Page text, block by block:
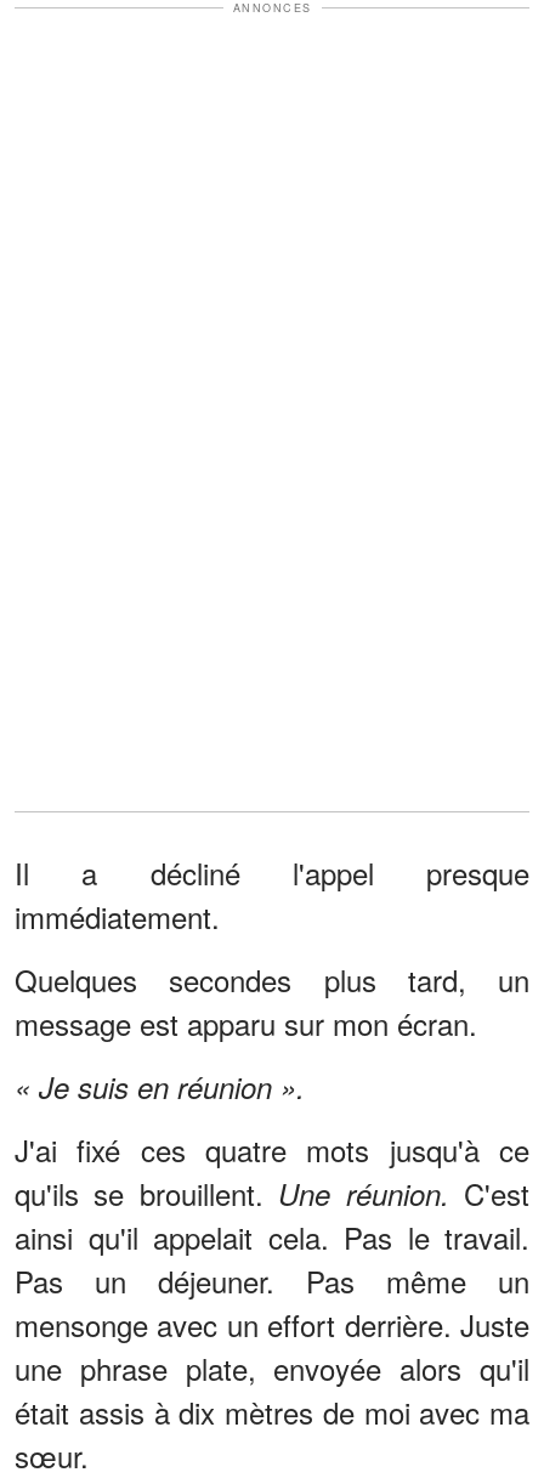
ANNONCES
Il a décliné l'appel presque
immédiatement.
Quelques secondes plus tard, un
message est apparu sur mon écran.
« Je suis en réunion ».
J'ai fixé ces quatre mots jusqu'à ce
qu'ils se brouillent. Une réunion. C'est
ainsi qu'il appelait cela. Pas le travail.
Pas un déjeuner. Pas même un
mensonge avec un effort derrière. Juste
une phrase plate, envoyée alors qu'il
était assis à dix mètres de moi avec ma
sœur.